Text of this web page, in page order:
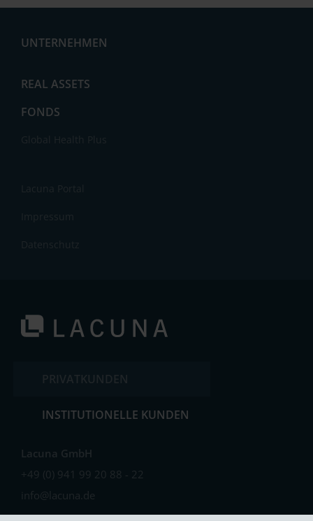
UNTERNEHMEN
REAL ASSETS
FONDS
INSTITUTIONELLE KUNDEN
Lacuna GmbH
+49 (0) 941 99 20 88 - 22
info@lacuna.de